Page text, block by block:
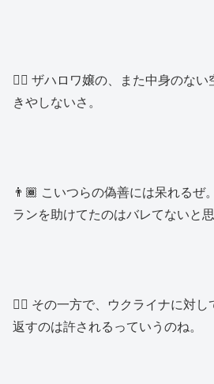
👱‍♂️ ザハロワ嬢の、また中身のな
きやしないさ。
👨🏾 こいつらの偽善には呆れるぜ
ランを助けてたのはバレてないと
👱‍♀️ その一方で、ウクライナに対
返すのは許されるっていうのね。